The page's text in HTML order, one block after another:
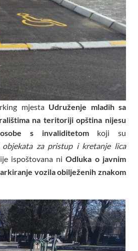
mjesta Udruženje mladih sa
na teritoriji opština nijesu
s invaliditetomkoji su
za pristup i kretanje lica
ispoštovana niOdluka o javnim
vozila obilježenih znakom